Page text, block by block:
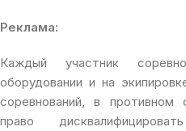
Реклама:
Каждый участник
оборудовании и на
соревнований, в противном
право